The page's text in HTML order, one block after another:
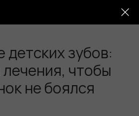
детских зубов:
чтобы
не боялся